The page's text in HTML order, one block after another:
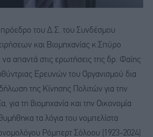
του Δ.Σ. του Συνδέσμου
και Βιομηχανίας κ.Σπύρο
απαντά στις ερωτήσεις της δρ. Φαίης
Ερευνών του Οργανισμού δια
της Κίνησης Πολιτών για την
για τη βιομηχανία και την Οικονομία
τα λόγια του νομπελίστα
Ρόμπερτ Σόλοου (1923-2024)